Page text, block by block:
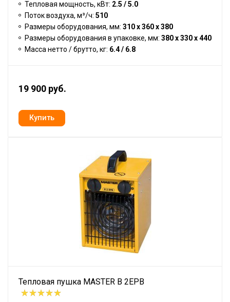
Тепловая мощность, кВт: 2.5 / 5.0
Поток воздуха, м³/ч: 510
Размеры оборудования, мм: 310 x 360 x 380
Размеры оборудования в упаковке, мм: 380 x 330 x 440
Масса нетто / брутто, кг: 6.4 / 6.8
19 900 руб.
Тепловая пушка MASTER B 2EPB